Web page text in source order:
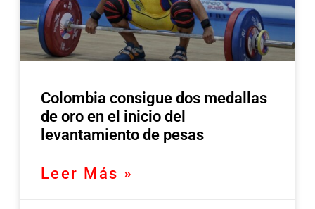
Colombia consigue dos medallas
de oro en el inicio del
levantamiento de pesas
Leer Más »